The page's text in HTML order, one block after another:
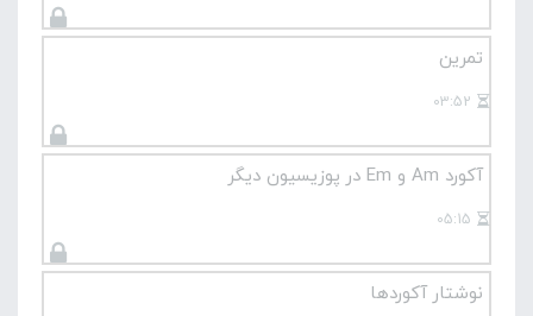
تمرین
03:52
آکورد Am و Em در پوزیسیون دیگر
05:15
نوشتار آکوردها